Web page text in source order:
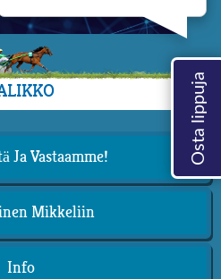
Ja Vastaamme!
Mikkeliin
Info